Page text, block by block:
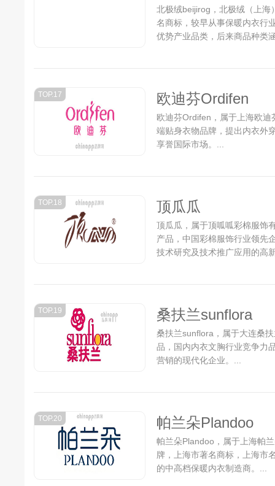
北极绒beijirog，北极绒（上海
名商标，较早从事保暖内衣行
优势产业品类，后来商品种类
TOP.17 欧迪芬Ordifen
欧迪芬Ordifen，属于上海欧
端贴身衣物品牌，提出内衣外
享誉国际市场。...
TOP.18 顶瓜瓜
顶瓜瓜，属于顶呱呱彩棉服饰
产品，中国彩棉服饰行业领先
技术研究及技术推广应用的高
TOP.19 桑扶兰sunflora
桑扶兰sunflora，属于大连桑
品，国内内衣文胸行业竞争力
营销的现代化企业。...
TOP.20 帕兰朵Plandoo
帕兰朵Plandoo，属于上海帕
牌，上海市著名商标，上海市
的中高档保暖内衣制造商。...